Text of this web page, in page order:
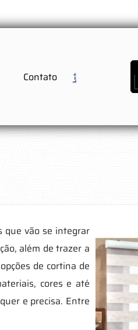
Contato
que vão se integrar
além de trazer a
de cortina de
cores e até
e precisa. Entre